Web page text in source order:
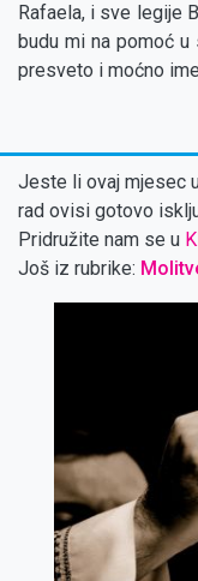
Rafaela, i sve legije
budu mi na pomoć
presveto i moćno
Jeste li ovaj mjesec
rad ovisi gotovo
Pridružite nam se u
Još iz rubrike: